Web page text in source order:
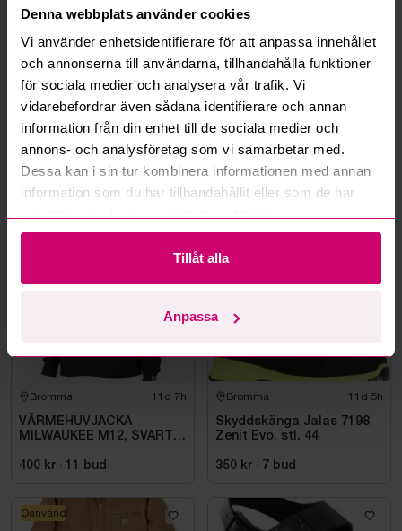
Denna webbplats använder cookies
Vi använder enhetsidentifierare för att anpassa innehållet
och annonserna till användarna, tillhandahålla funktioner
för sociala medier och analysera vår trafik. Vi
vidarebefordrar även sådana identifierare och annan
information från din enhet till de sociala medier och
annons- och analysföretag som vi samarbetar med.
Dessa kan i sin tur kombinera informationen med annan
information som du har tillhandahållit eller som de har
Tillåt alla
Anpassa
Hur fungerar budmotorn?
Kan jag ångra ett bud?
Kan ni frakta mina vunna objekt?
Läs fler frågor och svar
Mer från samma kategori
Bromma 11d 7h
VÄRMEHUVJACKA
MILWAUKEE M12, SVART
400 kr · 11 bud
Oanvänd
Bromma 11d 5h
Skyddskänga Jalas 7198
Zenit Evo, stl. 44
350 kr · 7 bud
Oanvänd
Oanvänd